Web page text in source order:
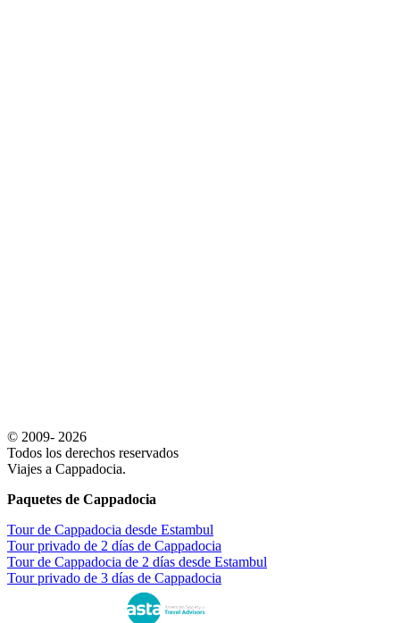
© 2009- 2026
Todos los derechos reservados
Viajes a Cappadocia.
Paquetes de Cappadocia
Tour de Cappadocia desde Estambul
Tour privado de 2 días de Cappadocia
Tour de Cappadocia de 2 días desde Estambul
Tour privado de 3 días de Cappadocia